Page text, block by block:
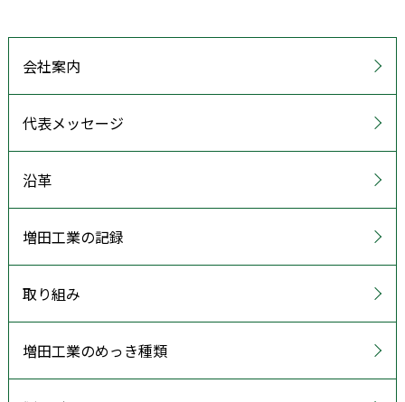
会社案内
代表メッセージ
沿革
増田工業の記録
取り組み
増田工業のめっき種類